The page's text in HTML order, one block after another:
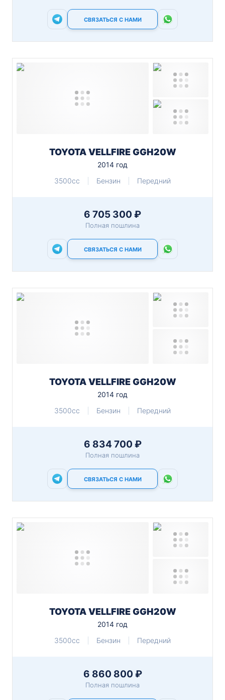
СВЯЗАТЬСЯ С НАМИ
TOYOTA VELLFIRE GGH20W
2014 год
3500cc
Бензин Передний
6 705 300 ₽
Полная пошлина
СВЯЗАТЬСЯ С НАМИ
TOYOTA VELLFIRE GGH20W
2014 год
3500cc
Бензин Передний
6 834 700 ₽
Полная пошлина
СВЯЗАТЬСЯ С НАМИ
TOYOTA VELLFIRE GGH20W
2014 год
3500cc
Бензин Передний
6 860 800 ₽
Полная пошлина